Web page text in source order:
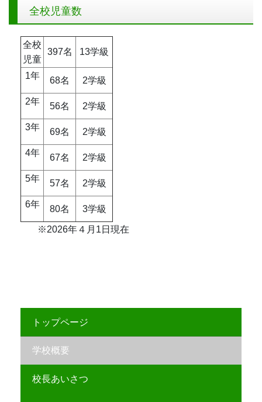
トップページ
学校概要
校長あいさつ
全校児童数
全校
児童
397名 13学級
1年 68名 2学級
2年 56名 2学級
3年 69名 2学級
4年 67名 2学級
5年 57名 2学級
6年 80名 3学級
※2026年４月1日現在